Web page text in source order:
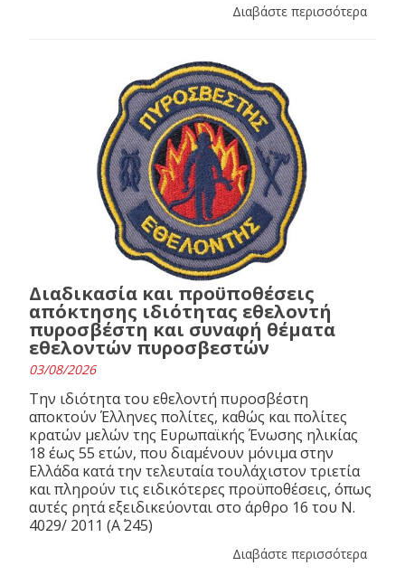
Διαβάστε περισσότερα
Διαδικασία και προϋποθέσεις
απόκτησης ιδιότητας εθελοντή
πυροσβέστη και συναφή θέματα
εθελοντών πυροσβεστών
03/08/2026
Την ιδιότητα του εθελοντή πυροσβέστη
αποκτούν Έλληνες πολίτες, καθώς και πολίτες
κρατών μελών της Ευρωπαϊκής Ένωσης ηλικίας
18 έως 55 ετών, που διαμένουν μόνιμα στην
Ελλάδα κατά την τελευταία τουλάχιστον τριετία
και πληρούν τις ειδικότερες προϋποθέσεις, όπως
αυτές ρητά εξειδικεύονται στο άρθρο 16 του N.
4029/ 2011 (Α΄ 245)
Διαβάστε περισσότερα